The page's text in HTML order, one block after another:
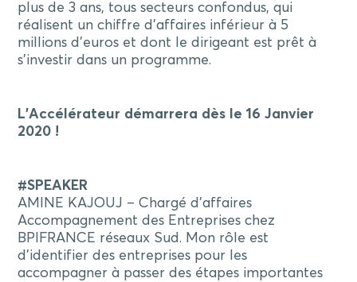
plus de 3 ans, tous secteurs confondus, qui
réalisent un chiffre d’affaires inférieur à 5
millions d’euros et dont le dirigeant est prêt à
s’investir dans un programme.
L’Accélérateur démarrera dès le 16 Janvier
2020 !
#SPEAKER
AMINE KAJOUJ – Chargé d’affaires
Accompagnement des Entreprises chez
BPIFRANCE réseaux Sud. Mon rôle est
d’identifier des entreprises pour les
accompagner à passer des étapes importantes